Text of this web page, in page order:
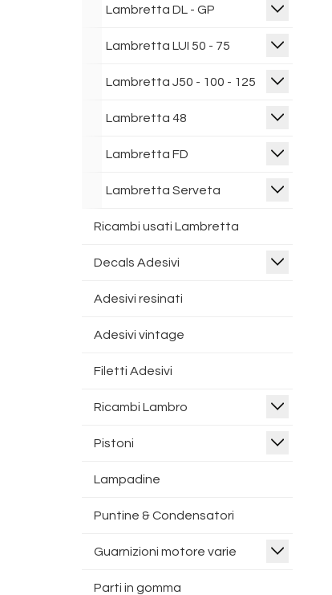
Lambretta DL - GP
Lambretta LUI 50 - 75
Lambretta J50 - 100 - 125
Lambretta 48
Lambretta FD
Lambretta Serveta
Ricambi usati Lambretta
Decals Adesivi
Adesivi resinati
Adesivi vintage
Filetti Adesivi
Ricambi Lambro
Pistoni
Lampadine
Puntine & Condensatori
Guarnizioni motore varie
Parti in gomma